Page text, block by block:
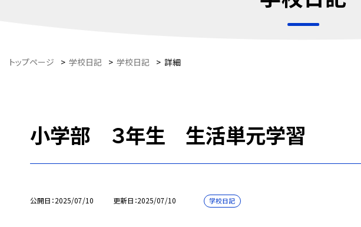
トップページ > 学校日記 > 学校日記 > 詳細
小学部 ３年生 生活単元学習
公開日 2025/07/10 更新日 2025/07/10 学校日記